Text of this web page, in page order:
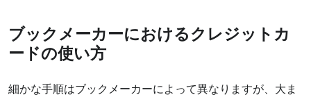
ブックメーカーにおけるクレジットカ
ードの使い方
細かな手順はブックメーカーによって異なりますが、大ま